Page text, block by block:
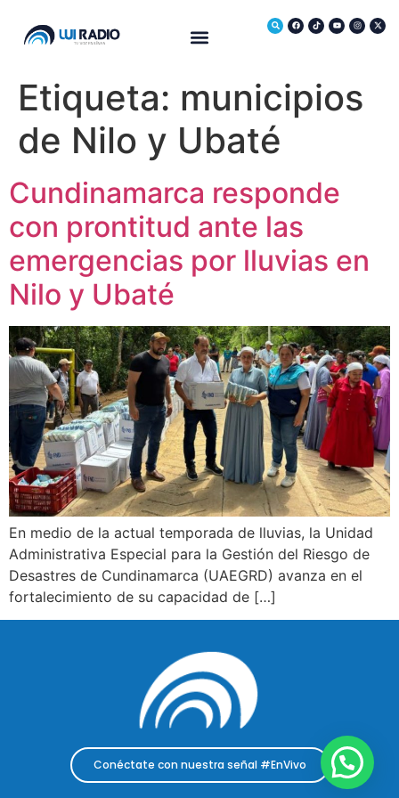
Etiqueta: municipios
de Nilo y Ubaté
Cundinamarca responde
con prontitud ante las
emergencias por lluvias en
Nilo y Ubaté
En medio de la actual temporada de lluvias, la Unidad
Administrativa Especial para la Gestión del Riesgo de
Desastres de Cundinamarca (UAEGRD) avanza en el
fortalecimiento de su capacidad de […]
Conéctate con nuestra señal #EnVivo